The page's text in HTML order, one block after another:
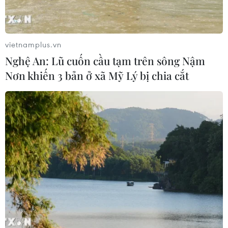
Xem thêm
CƠ QUAN CHỦ QUẢN: THÔNG TẤN XÃ VIỆT NAM
Tổng Biên tập: TRẦN TIẾN DUẨN
Phó Tổng Biên tập: NGUYỄN THỊ TÁM, KHÚC THANH
THỦY
Sở hữu trí tuệ
Quy định sử dụng
RSS
vietnamplus.vn
Nghệ An: Lũ cuốn cầu tạm trên sông Nậm
Nơn khiến 3 bản ở xã Mỹ Lý bị chia cắt